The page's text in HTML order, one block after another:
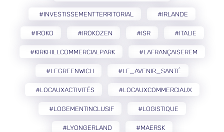
#INVESTISSEMENTTERRITORIAL #IRLANDE
#IROKO #IROKOZEN #ISR #ITALIE
#KIRKHILLCOMMERCIALPARK #LAFRANÇAISEREM
#LEGREENWICH #LF_AVENIR_SANTÉ
#LOCAUXACTIVITÉS #LOCAUXCOMMERCIAUX
#LOGEMENTINCLUSIF #LOGISTIQUE
#LYONGERLAND #MAERSK